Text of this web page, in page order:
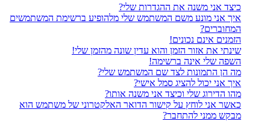
כיצד אני משנה את ההגדרות שלי?
איך אני מונע משם המשתמש שלי מלהופיע ברשימת המשתמשים
המחוברים?
הזמנים אינם נכונים!
שינתי את אזור הזמן והוא עדין שונה מהזמן שלי!
השפה שלי אינה ברשימה!
מה הן התמונות לצד שם המשתמש שלי?
איך אני יכול להציג סמל אישי?
מהו הדירוג שלי וכיצד אני משנה אותו?
כאשר אני לוחץ על קישור הדואר האלקטרוני של משתמש הוא
מבקש ממני להתחבר?